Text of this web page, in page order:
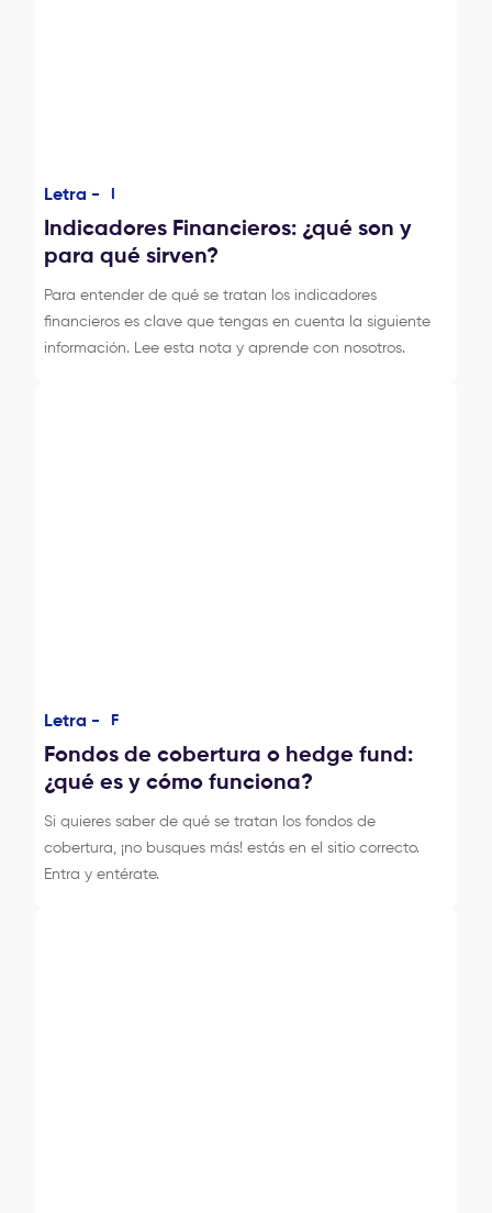
Letra -
Indicadores Financieros: ¿qué son y
para qué sirven?
Para entender de qué se tratan los indicadores
financieros es clave que tengas en cuenta la siguiente
información. Lee esta nota y aprende con nosotros.
Letra - F
Fondos de cobertura o hedge fund:
¿qué es y cómo funciona?
Si quieres saber de qué se tratan los fondos de
cobertura, ¡no busques más! estás en el sitio correcto.
Entra y entérate.